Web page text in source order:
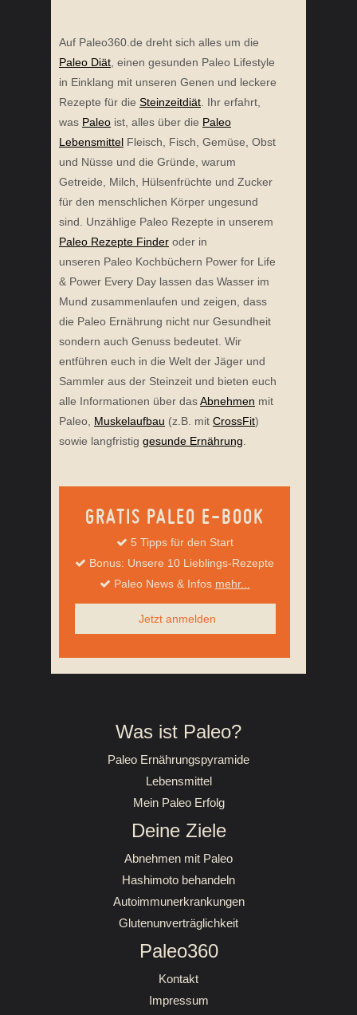
Auf Paleo360.de dreht sich alles um die
Paleo Diät , einen gesunden Paleo Lifestyle
in Einklang mit unseren Genen und leckere
Rezepte für die Steinzeitdiät . Ihr erfahrt,
was Paleo ist, alles über die Paleo
Lebensmittel Fleisch, Fisch, Gemüse, Obst
und Nüsse und die Gründe, warum
Getreide, Milch, Hülsenfrüchte und Zucker
für den menschlichen Körper ungesund
sind. Unzählige Paleo Rezepte in unserem
Paleo Rezepte Finder oder in
unseren Paleo Kochbüchern Power for Life
& Power Every Day lassen das Wasser im
Mund zusammenlaufen und zeigen, dass
die Paleo Ernährung nicht nur Gesundheit
sondern auch Genuss bedeutet. Wir
entführen euch in die Welt der Jäger und
Sammler aus der Steinzeit und bieten euch
alle Informationen über dasAbnehmen mit
Paleo, Muskelaufbau (z.B. mit CrossFit)
sowie langfristig gesunde Ernährung
GRATIS PALEO E-BOOK
5 Tipps für den Start
Bonus: Unsere 10 Lieblings-Rezepte
Paleo News & Infos mehr...
Jetzt anmelden
Was ist Paleo?
Paleo Ernährungspyramide
Lebensmittel
Mein Paleo Erfolg
Deine Ziele
Abnehmen mit Paleo
Hashimoto behandeln
Autoimmunerkrankungen
Glutenunverträglichkeit
Paleo360
Kontakt
Impressum